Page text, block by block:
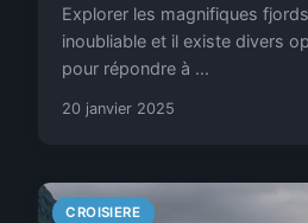
Explorer les magnifiques
inoubliable et il existe divers
pour répondre à ...
20 janvier 2025
CROISIERE